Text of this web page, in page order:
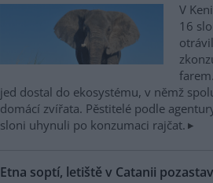
V
16
jed dostal do ekosystému, v němž
domácí zvířata. Pěstitelé podle
sloni uhynuli po konzumaci rajčat.
Etna soptí, letiště v Catanii